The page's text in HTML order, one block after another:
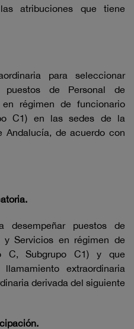
atribuciones que tiene
para seleccionar
puestos de Personal de
régimen de funcionario
C1) en las sedes de la
Andalucía, de acuerdo con
desempeñar puestos de
y Servicios en régimen de
C, Subgrupo C1) y que
extraordinaria
derivada del siguiente